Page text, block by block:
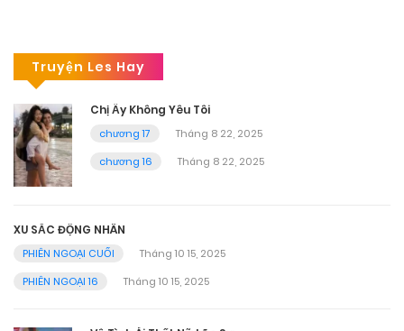
Truyện Les Hay
Chị Ấy Không Yêu Tôi
chương 17
Tháng 8 22, 2025
chương 16
Tháng 8 22, 2025
XU SẮC ĐỘNG NHÂN
PHIÊN NGOẠI CUỐI
Tháng 10 15, 2025
PHIÊN NGOẠI 16
Tháng 10 15, 2025